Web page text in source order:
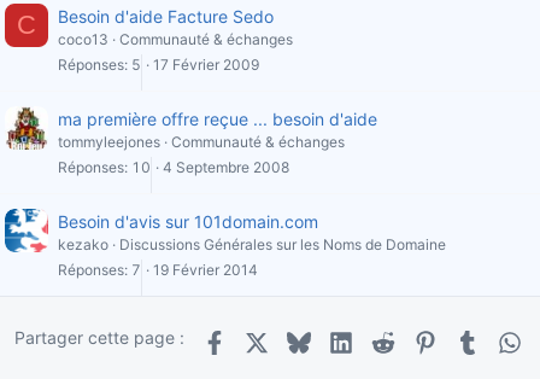
C Besoin d'aide Facture Sedo
coco13
Communauté & échanges
Réponses 5 17 Février 2009
ma première offre reçue ... besoin d'aide
tommyleejones Communauté & échanges
Réponses 10 4 Septembre 2008
Besoin d'avis sur 101domain.com
kezako
Discussions Générales sur les Noms de Domaine
Réponses 7 19 Février 2014
Partager cette page :
Facebook
X BlueskyLinkedInRedditPinterestTumblr